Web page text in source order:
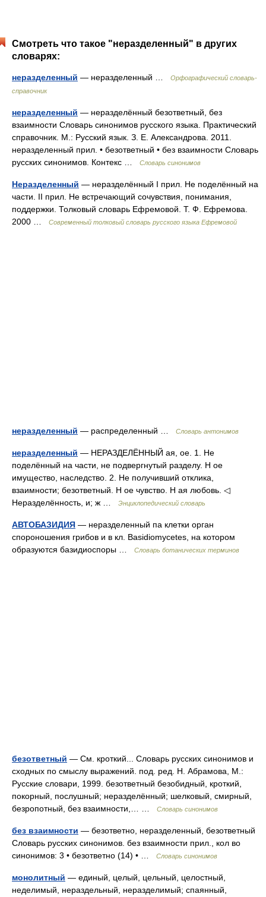
Смотреть что такое "неразделенный" в других
словарях:
неразделенный — неразделенный …
Орфографический словарь-
справочник
неразделенный — неразделённый безответный, без
взаимности Словарь синонимов русского языка. Практический
справочник. М.: Русский язык. З. Е. Александрова. 2011.
неразделенный прил. • безответный • без взаимности Словарь
русских синонимов. Контекс …
Словарь синонимов
Неразделенный — неразделённый I прил. Не поделённый на
части. II прил. Не встречающий сочувствия, понимания,
поддержки. Толковый словарь Ефремовой. Т. Ф. Ефремова.
2000 …
Современный толковый словарь русского языка Ефремовой
неразделенный — распределенный … Словарь антонимов
неразделенный — НЕРАЗДЕЛЁННЫЙ ая, ое. 1. Не
поделённый на части, не подвергнутый разделу. Н ое
имущество, наследство. 2. Не получивший отклика,
взаимности; безответный. Н ое чувство. Н ая любовь. ◁
Неразделённость, и; ж …
Энциклопедический словарь
АВТОБАЗИДИЯ — неразделенный па клетки орган
спороношения грибов и в кл. Basidiomycetes, на котором
образуются базидиоспоры …
Словарь ботанических терминов
безответный — См. кроткий... Словарь русских синонимов и
сходных по смыслу выражений. под. ред. Н. Абрамова, М.:
Русские словари, 1999. безответный безобидный, кроткий,
покорный, послушный; неразделённый; шелковый, смирный,
безропотный, без взаимности,… …
Словарь синонимов
без взаимности — безответно, неразделенный, безответный
Словарь русских синонимов. без взаимности прил., кол во
синонимов: 3 • безответно (14) • …
Словарь синонимов
монолитный — единый, целый, цельный, целостный,
неделимый, нераздельный, неразделимый; спаянный,